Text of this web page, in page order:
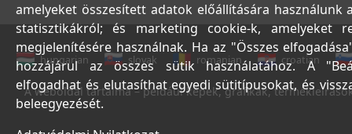
hungarian slovak romanian croatian
A weboldal tartalma – például képek, grafikák,
amelyeket összesített adatok előállítására használunk
statisztikákról; és marketing cookie-k, amelyeket
megjelenítésére használnak. Ha az "Összes
hozzájárul az összes sütik használatához. A
elfogadhat és elutasíthat egyedi sütitípusokat, és
beleegyezését.